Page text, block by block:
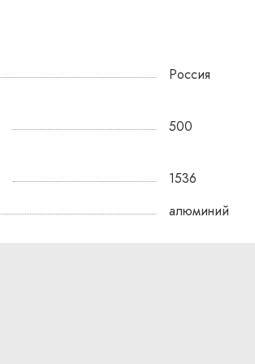
Россия
500
1536
алюминий